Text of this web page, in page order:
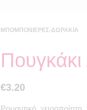
ΜΠΟΜΠΟΝΙΈΡΕΣ-ΔΩΡΆΚΙΑ
€3.20